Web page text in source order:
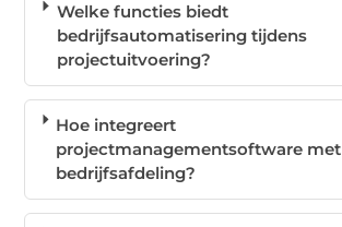
Welke functies biedt
bedrijfsautomatisering tijdens
projectuitvoering?
Hoe integreert
projectmanagementsoftware
bedrijfsafdeling?